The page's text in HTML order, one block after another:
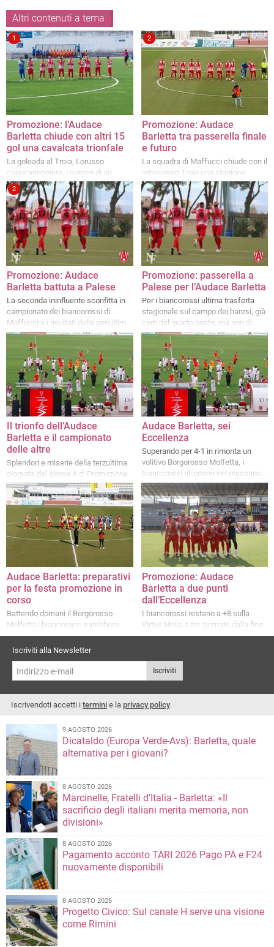
Altri contenuti a tema
1
Promozione: l’Audace
Barletta chiude con altri 15
gol una cavalcata trionfale
La goleada al Troia, Lorusso
capocannoniere, i numeri di un
dominio incontrastato e un futuro
tutto da scoprire
2
Promozione: Audace
Barletta tra passerella finale
e futuro
La squadra di Maffucci chiude con il
retrocesso Troia una stagione
trionfale, tra voci di possibili novità a
livello societario
2
Promozione: Audace
Barletta battuta a Palese
La seconda ininfluente sconfitta in
campionato dei biancorossi di
Maffucci e i risultati della penultima
giornata del girone A
Promozione: passerella a
Palese per l’Audace Barletta
Per i biancorossi ultima trasferta
stagionale sul campo dei baresi, già
certi del quarto posto, ma non di
disputare i playoff
Il trionfo dell’Audace
Barletta e il campionato
delle altre
Splendori e miserie della terzultima
giornata del girone A di Promozione
Audace Barletta, sei
Eccellenza
Superando per 4-1 in rimonta un
volitivo Borgorosso Molfetta, i
biancorossi ritornano nel massimo
campionato regionale.
Audace Barletta: preparativi
per la festa promozione in
corso
Battendo domani il Borgorosso
Molfetta i biancorossi sarebbero
aritmeticamente in Eccellenza
Promozione: Audace
Barletta a due punti
dall’Eccellenza
I biancorossi restano a +8 sulla
Virtus Mola, a tre giornate dalla fine
Iscriviti alla Newsletter
Iscriviti
Iscrivendoti accetti i termini e la privacy policy
9 AGOSTO 2026
Dicataldo (Europa Verde-Avs): Barletta, quale
alternativa per i giovani?
8 AGOSTO 2026
Marcinelle, Fratelli d'Italia - Barletta: «Il
sacrificio degli italiani merita memoria, non
divisioni»
8 AGOSTO 2026
Pagamento acconto TARI 2026 Pago PA e F24
nuovamente disponibili
8 AGOSTO 2026
Progetto Civico: Sul canale H serve una visione
come Rimini